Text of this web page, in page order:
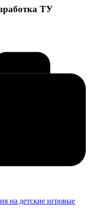
ТУ
на детские игровые